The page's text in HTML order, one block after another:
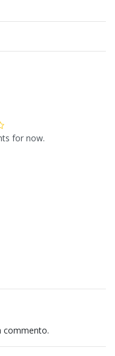
for now.
commento.